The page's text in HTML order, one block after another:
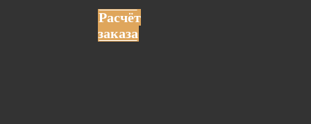
Расчёт
заказа